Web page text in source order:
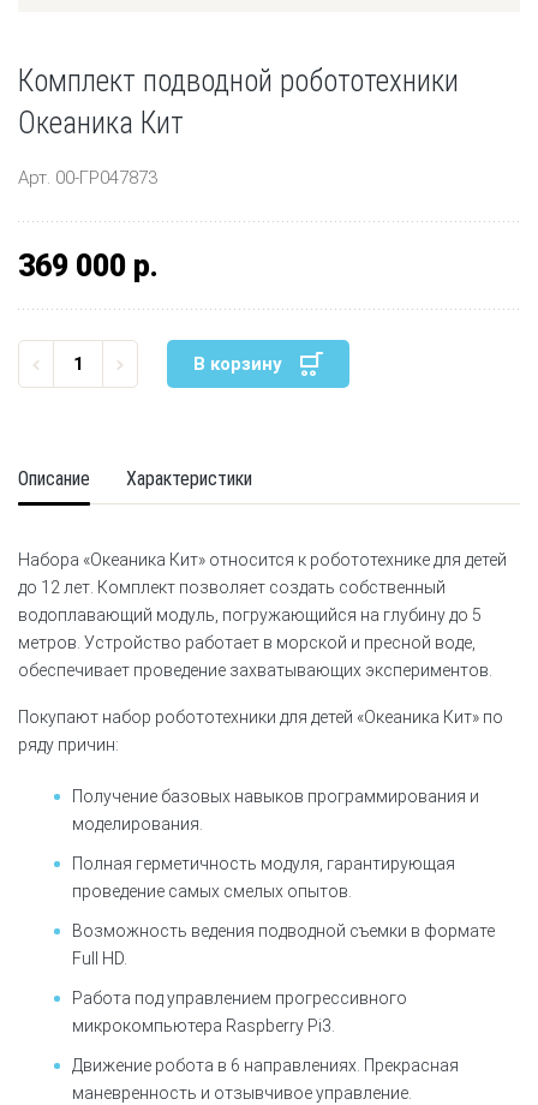
Комплект подводной робототехники
Океаника Кит
Арт. 00-ГР047873
369 000 р.
В корзину
Описание Характеристики
Набора «Океаника Кит» относится к робототехнике для детей
до 12 лет. Комплект позволяет создать собственный
водоплавающий модуль, погружающийся на глубину до 5
метров. Устройство работает в морской и пресной воде,
обеспечивает проведение захватывающих экспериментов.
Покупают набор робототехники для детей «Океаника Кит» по
ряду причин:
Получение базовых навыков программирования и
моделирования.
Полная герметичность модуля, гарантирующая
проведение самых смелых опытов.
Возможность ведения подводной съемки в формате
Full HD.
Работа под управлением прогрессивного
микрокомпьютера Raspberry Pi3.
Движение робота в 6 направлениях. Прекрасная
маневренность и отзывчивое управление.